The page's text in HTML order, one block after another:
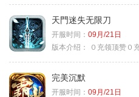
天門迷失无限刀
开服时间： 09月/21日
版本介绍：
０充领顶赞０
完美沉默
开服时间： 09月/21日